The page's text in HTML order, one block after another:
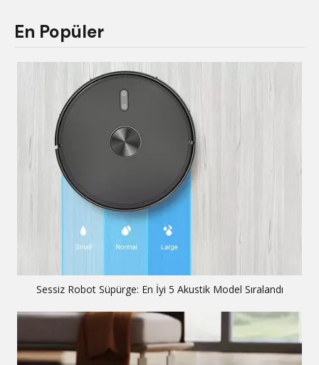
En Popüler
Sessiz Robot Süpürge: En İyi 5 Akustik Model Sıralandı